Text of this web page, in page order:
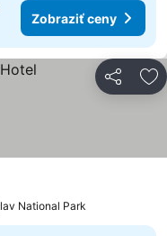
Zobraziť ceny
Zdieľať
National Park